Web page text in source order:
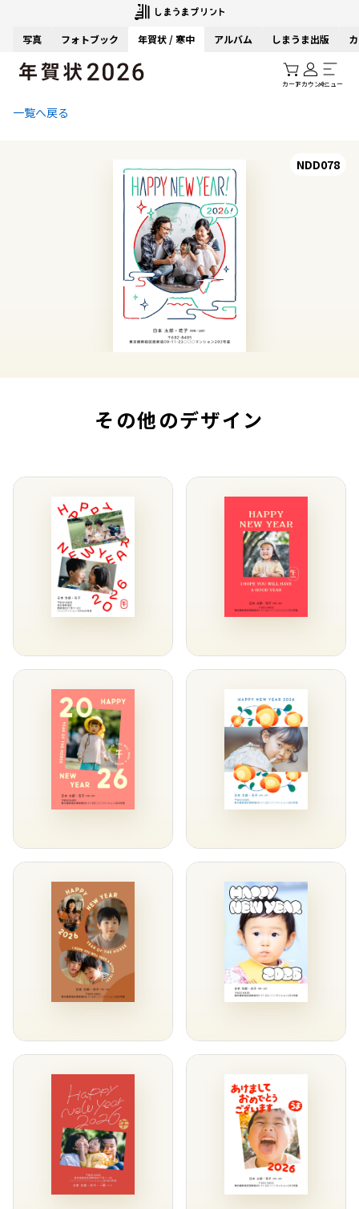
写真 フォトブック 年賀状 / 寒中 アルバム しまうま出版
カートアカウントメニュー
一覧へ戻る
NDD078
その他のデザイン